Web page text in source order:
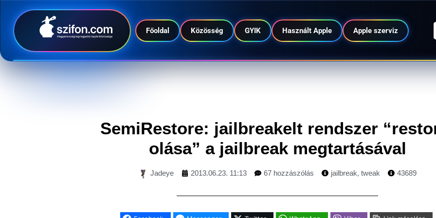
Főoldal Közösség GYIK Használt Apple Apple szerviz
SemiRestore: jailbreakelt rendszer
olása” a jailbreak megtartásával
Jadeye 2013.06.23. 11:13 67 hozzászólás jailbreak, tweak 43689